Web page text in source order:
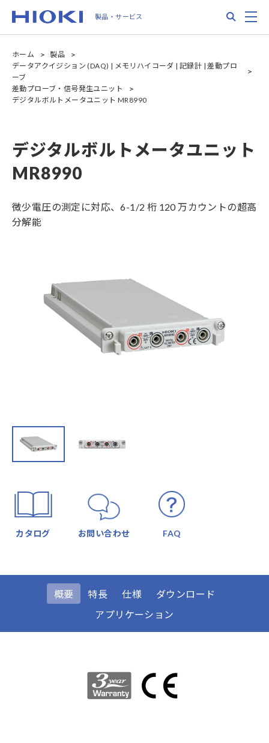
main
製品・サービス
ホーム
製品
データアクイジション (DAQ) | メモリハイコーダ | 記録計 | 差動プロ
ーブ
差動プローブ・信号発生ユニット
デジタルボルトメータユニット MR8990
デジタルボルトメータユニット
MR8990
微少電圧の測定に対応、6-1/2 桁 120 万カウントの超高
分解能
カタログ お問い合わせ FAQ
概要 特長 仕様
ダウンロード
アプリケーション